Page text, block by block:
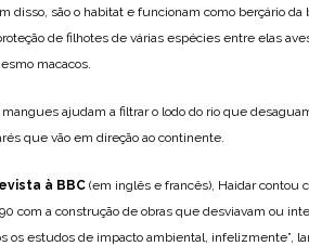
disso, são o habitat e funcionam como berçário da
de filhotes de várias espécies entre elas
macacos.
ajudam a filtrar o lodo do rio que
que vão em direção ao continente.
à BBC (em inglês e francês), Haidar contou
com a construção de obras que desviavam ou
os estudos de impacto ambiental, infelizmente”,